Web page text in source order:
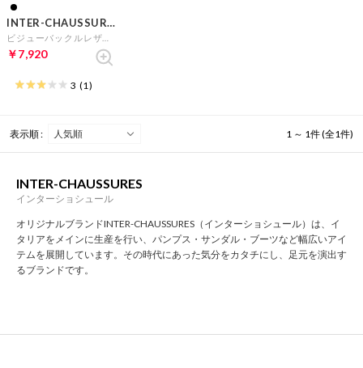
INTER-CHAUSSURES
￥7,920
3 (1)
表示順 : 1 ～ 1件 (全1件)
INTER-CHAUSSURES
インターショシュール
オリジナルブランドINTER-CHAUSSURES（インターショシュール）は、イ
タリアをメインに生産を行い、パンプス・サンダル・ブーツなど幅広いアイ
テムを展開しています。その時代にあった気分をカタチにし、足元を演出す
るブランドです。